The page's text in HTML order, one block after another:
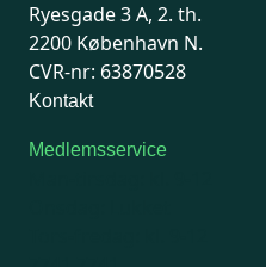
Ryesgade 3 A, 2. th.
2200 København N.
CVR-nr: 63870528
Kontakt
Medlemsservice